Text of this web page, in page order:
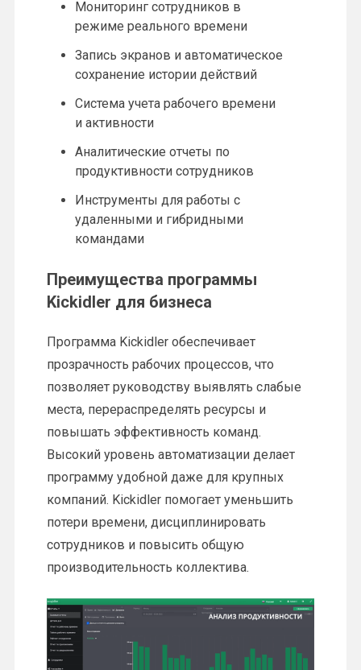
Мониторинг сотрудников в
режиме реального времени
Запись экранов и автоматическое
сохранение истории действий
Система учета рабочего времени
и активности
Аналитические отчеты по
продуктивности сотрудников
Инструменты для работы с
удаленными и гибридными
командами
Преимущества программы
Kickidler для бизнеса
Программа Kickidler обеспечивает
прозрачность рабочих процессов, что
позволяет руководству выявлять слабые
места, перераспределять ресурсы и
повышать эффективность команд.
Высокий уровень автоматизации делает
программу удобной даже для крупных
компаний. Kickidler помогает уменьшить
потери времени, дисциплинировать
сотрудников и повысить общую
производительность коллектива.